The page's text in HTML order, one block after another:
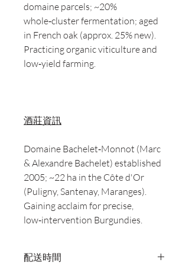
domaine parcels; ~20%
whole‑cluster fermentation; aged
in French oak (approx. 25% new).
Practicing organic viticulture and
low‑yield farming.
酒莊資訊
Domaine Bachelet‑Monnot (Marc
& Alexandre Bachelet) established
2005; ~22 ha in the Côte d'Or
(Puligny, Santenay, Maranges).
Gaining acclaim for precise,
low‑intervention Burgundies.
配送時間